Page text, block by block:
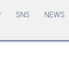
SNS NEWS